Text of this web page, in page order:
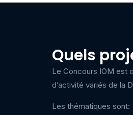
Quels
Le Concours IOM est
d’activité variés de la
Les thématiques sont: